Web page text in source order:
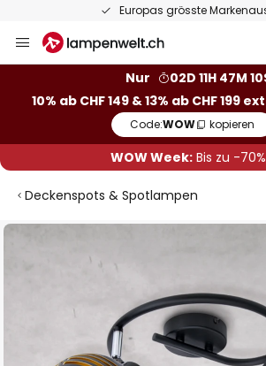
Europas grösste
Inhalt
Nur
02D 11H 47M
10% ab CHF 149 & 13% ab CHF 199
Code:WOW kopieren
WOW Week:Bis zu -70%
Deckenspots & Spotlampen
Zum